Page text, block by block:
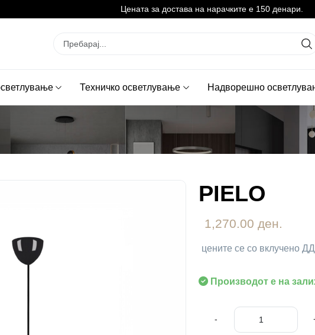
Цената за достава на нарачките е 150 денари.
Техничко осветлување Надворешно
PIELO
1,270.00 ден.
цените се со вклучено
Производот е на
-